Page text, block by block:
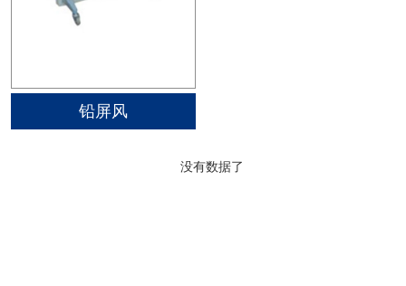
铅屏风
没有数据了